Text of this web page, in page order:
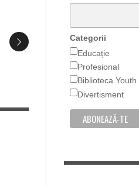
Categorii
Educație
Profesional
Biblioteca Youth
Divertisment